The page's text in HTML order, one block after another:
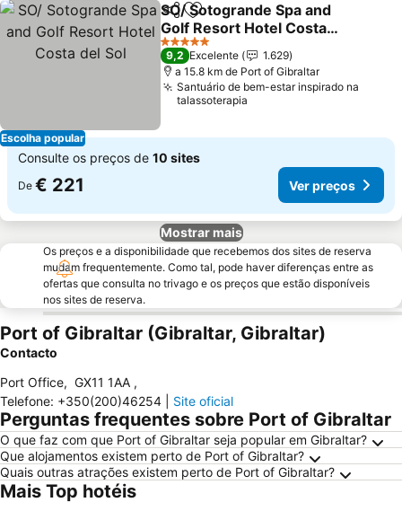
Escolha popular
PartilharAdicionar aos favoritos
SO/ Sotogrande Spa and
Golf Resort Hotel Costa
del Sol
Ver preços
5 Estrelas
9,2 Excelente
1.629
a 15.8 km de Port of Gibraltar
Santuário de bem-estar inspirado na
talassoterapia
Consulte os preços de 10 sites
De € 221 Ver preços
Mostrar mais
Os preços e a disponibilidade que recebemos dos sites de reserva
mudam frequentemente. Como tal, pode haver diferenças entre as
ofertas que consulta no trivago e os preços que estão disponíveis
nos sites de reserva.
Port of Gibraltar (Gibraltar, Gibraltar)
Contacto
Port Office, GX11 1AA ,
Telefone: +350(200)46254 Site oficial
Perguntas frequentes sobre Port of Gibraltar
O que faz com que Port of Gibraltar seja popular em Gibraltar?
Que alojamentos existem perto de Port of Gibraltar?
Quais outras atrações existem perto de Port of Gibraltar?
Mais Top hotéis